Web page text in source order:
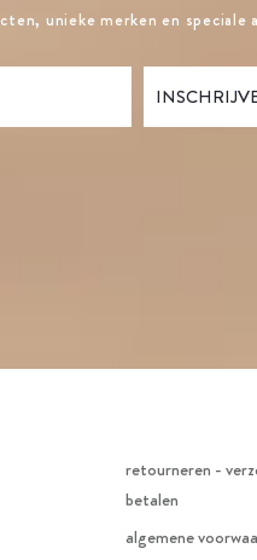
unieke merken en speciale
retourneren -
betalen
algemene